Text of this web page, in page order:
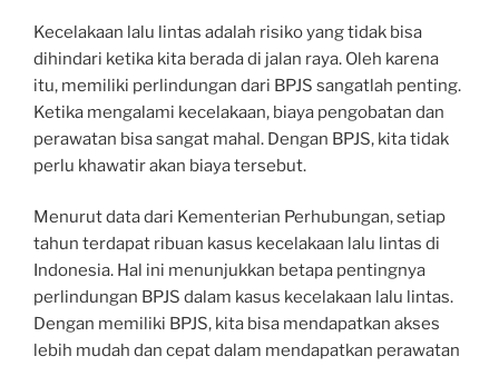
Kecelakaan lalu lintas adalah risiko yang tidak bisa
dihindari ketika kita berada di jalan raya. Oleh karena
itu, memiliki perlindungan dari BPJS sangatlah penting.
Ketika mengalami kecelakaan, biaya pengobatan dan
perawatan bisa sangat mahal. Dengan BPJS, kita tidak
perlu khawatir akan biaya tersebut.
Menurut data dari Kementerian Perhubungan, setiap
tahun terdapat ribuan kasus kecelakaan lalu lintas di
Indonesia. Hal ini menunjukkan betapa pentingnya
perlindungan BPJS dalam kasus kecelakaan lalu lintas.
Dengan memiliki BPJS, kita bisa mendapatkan akses
lebih mudah dan cepat dalam mendapatkan perawatan